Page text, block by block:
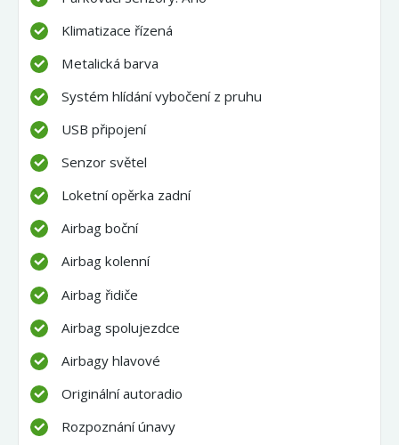
Klimatizace řízená
Metalická barva
Systém hlídání vybočení z pruhu
USB připojení
Senzor světel
Loketní opěrka zadní
Airbag boční
Airbag kolenní
Airbag řidiče
Airbag spolujezdce
Airbagy hlavové
Originální autoradio
Rozpoznání únavy